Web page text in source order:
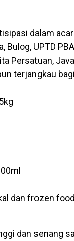
dalam
Bulog, UPTD
Persatuan,
terjangkau
dan frozen
dan senang